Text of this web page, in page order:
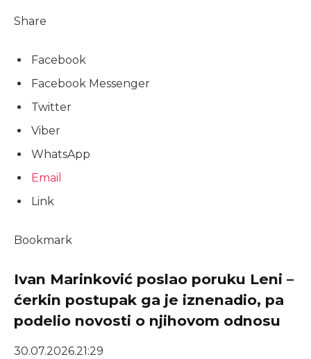
Share
Facebook
Facebook Messenger
Twitter
Viber
WhatsApp
Email
Link
Bookmark
Ivan Marinković poslao poruku Leni –
ćerkin postupak ga je iznenadio, pa
podelio novosti o njihovom odnosu
30.07.2026.21:29